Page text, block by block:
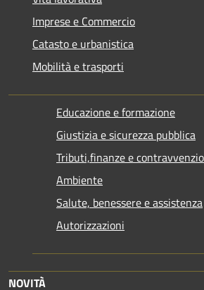
Imprese e Commercio
Catasto e urbanistica
Mobilità e trasporti
Educazione e formazione
Giustizia e sicurezza pubblica
Tributi,finanze e
Ambiente
Salute, benessere e assistenza
Autorizzazioni
NOVITÀ